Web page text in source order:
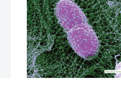
Cilt 39, Sayı 2